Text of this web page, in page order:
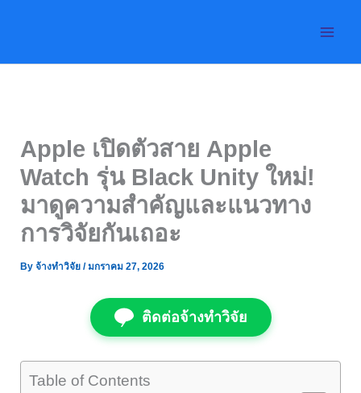
Apple เปิดตัวสาย Apple
Watch รุ่น Black Unity ใหม่!
มาดูความสำคัญและแนวทาง
การวิจัยกันเถอะ
By จ้างทำวิจัย /มกราคม 27, 2026
ติดต่อจ้างทำวิจัย
Table of Contents